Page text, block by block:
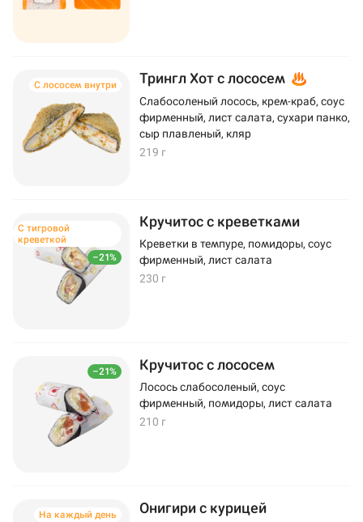
С лососем внутри Трингл Хот с лососем
Слабосоленый лосось, крем-краб, соус
фирменный, лист салата, сухари панко,
сыр плавленый, кляр
219 г
–21%
С тигровой
креветкой
Кручитос с креветками
Креветки в темпуре, помидоры, соус
фирменный, лист салата
230 г
–21% Кручитос с лососем
Лосось слабосоленый, соус
фирменный, помидоры, лист салата
210 г
На каждый день Онигири с курицей